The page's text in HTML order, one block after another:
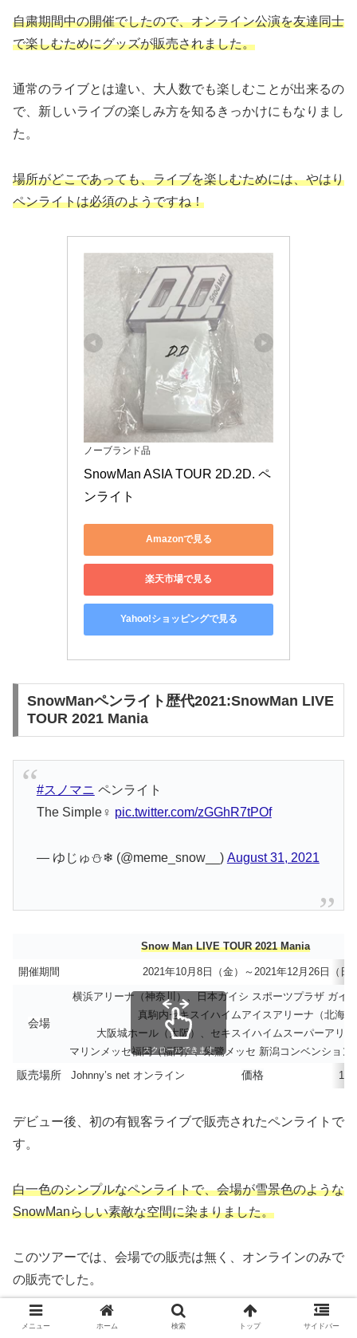
自粛期間中の開催でしたので、オンライン公演を友達同士
で楽しむためにグッズが販売されました。
通常のライブとは違い、大人数でも楽しむことが出来るの
で、新しいライブの楽しみ方を知るきっかけにもなりまし
た。
場所がどこであっても、ライブを楽しむためには、やはり
ペンライトは必須のようですね！
ノーブランド品
SnowMan ASIA TOUR 2D.2D. ペ
ンライト
Amazonで見る
楽天市場で見る
Yahoo!ショッピングで見る
SnowManペンライト歴代2021:SnowMan LIVE
TOUR 2021 Mania
#スノマニ ペンライト
The Simple‍♀️ pic.twitter.com/zGGhR7tPOf
— ゆじゅ⛄️❄ (@meme_snow__) August 31, 2021
Snow Man LIVE TOUR 2021 Mania
開催期間 2021年10月8日（金）～2021年12月26日（日
会場
横浜アリーナ（神奈川）、日本ガイシ スポーツプラザ ガイ
真駒内セキスイハイムアイスアリーナ（北海
大阪城ホール（大阪）、セキスイハイムスーパーアリ
マリンメッセ福岡（福岡）、朱鷺メッセ 新潟コンベンション
販売場所 Johnny’s net オンライン 価格
スクロールできます
デビュー後、初の有観客ライブで販売されたペンライトで
す。
白一色のシンプルなペンライトで、会場が雪景色のような
SnowManらしい素敵な空間に染まりました。
このツアーでは、会場での販売は無く、オンラインのみで
の販売でした。
そのため、ペンライトは売り切れになり、入手困難状態で
メニュー ホーム 検索 トップ サイドバー